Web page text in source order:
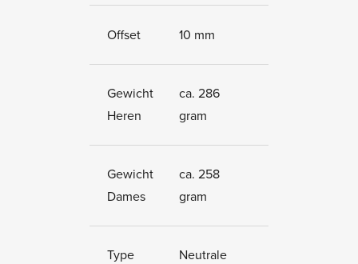
Offset 10 mm
Gewicht
Heren
ca. 286
gram
Gewicht
Dames
ca. 258
gram
Type
Neutrale